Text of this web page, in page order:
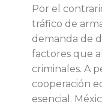
U
U
Por el
tráfico de
demanda de
factores que
criminales. A
cooperación
esencial.